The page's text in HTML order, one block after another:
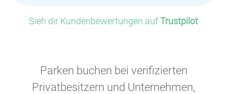
Sieh dir Kundenbewertungen aufTrustpilot
Parken buchen bei verifizierten
Privatbesitzern und Unternehmen,